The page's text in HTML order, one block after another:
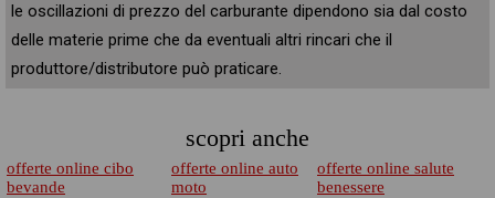
le oscillazioni di prezzo del carburante dipendono sia dal costo
delle materie prime che da eventuali altri rincari che il
produttore/distributore può praticare.
scopri anche
offerte online cibo
bevande
offerte online auto
moto
offerte online salute
benessere